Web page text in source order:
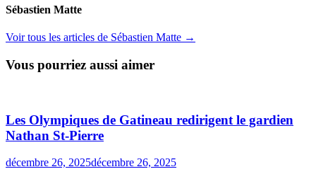
Sébastien Matte
Voir tous les articles de Sébastien Matte →
Vous pourriez aussi aimer
Les Olympiques de Gatineau redirigent le gardien
Nathan St-Pierre
décembre 26, 2025décembre 26, 2025